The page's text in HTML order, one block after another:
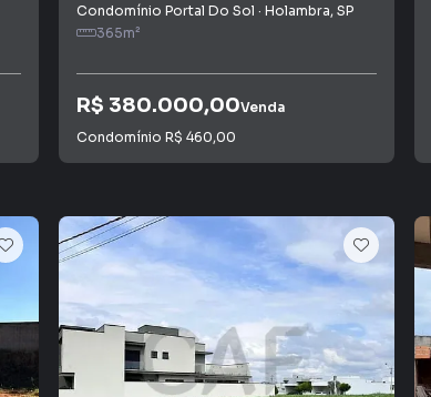
Condomínio Portal Do Sol · Holambra, SP
365m²
R$ 380.000,00Venda
Condomínio R$ 460,00